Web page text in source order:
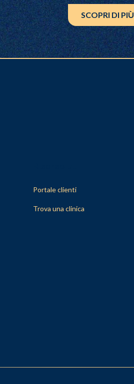
SCOPRI DI PIÙ
Portale clienti
Trova una clinica